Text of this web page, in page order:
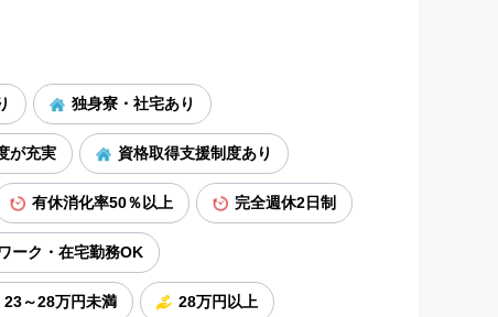
独身寮・社宅あり
が充実 資格取得支援制度あり
有休消化率50％以上 完全週休2日制
ーク・在宅勤務OK
23～28万円未満 28万円以上